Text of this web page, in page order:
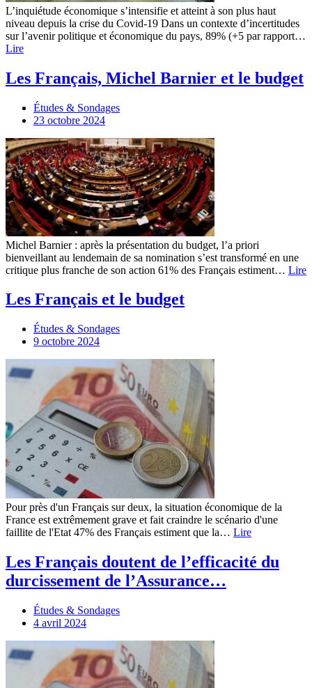
L’inquiétude économique s’intensifie et atteint à son plus haut
niveau depuis la crise du Covid-19 Dans un contexte d’incertitudes
sur l’avenir politique et économique du pays, 89% (+5 par rapport…
Lire
Les Français, Michel Barnier et le budget
Études & Sondages
23 octobre 2024
Michel Barnier : après la présentation du budget, l’a priori
bienveillant au lendemain de sa nomination s’est transformé en une
critique plus franche de son action 61% des Français estiment… Lire
Les Français et le budget
Études & Sondages
9 octobre 2024
Pour près d'un Français sur deux, la situation économique de la
France est extrêmement grave et fait craindre le scénario d'une
faillite de l'Etat 47% des Français estiment que la… Lire
Les Français doutent de l’efficacité du
durcissement de l’Assurance…
Études & Sondages
4 avril 2024